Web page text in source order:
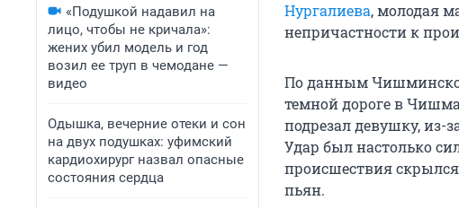
«Подушкой надавил на
лицо, чтобы не кричала»:
жених убил модель и год
возил ее труп в чемодане —
видео
Одышка, вечерние отеки и сон
на двух подушках: уфимский
кардиохирург назвал опасные
состояния сердца
Нургалиева, молодая
непричастности к
По данным
темной дороге в
подрезал девушку, из-
Удар был настолько
происшествия
пьян.